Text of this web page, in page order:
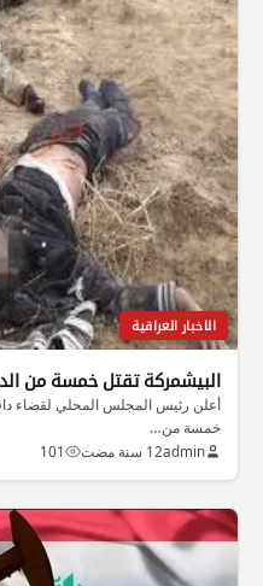
الاخبار العراقية
البيشمركة تقتل خمسة من
أعلن رئيس المجلس المحلي لقضاء
خمسة من…
admin12 سنة مضت 101